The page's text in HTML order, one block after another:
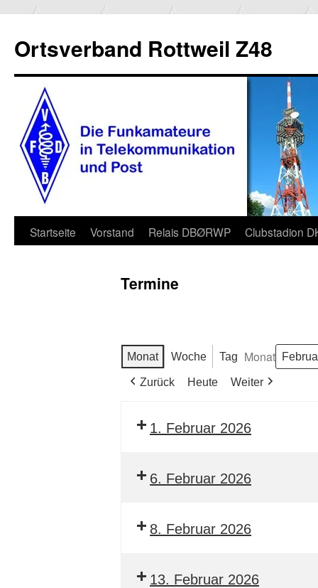
Ortsverband Rottweil Z48
Zum
Startseite Vorstand Relais DBØRWP Clubstadion
Termine
Monat Woche Tag Monat
Zurück Heute Weiter
1. Februar 2026
6. Februar 2026
8. Februar 2026
13. Februar 2026